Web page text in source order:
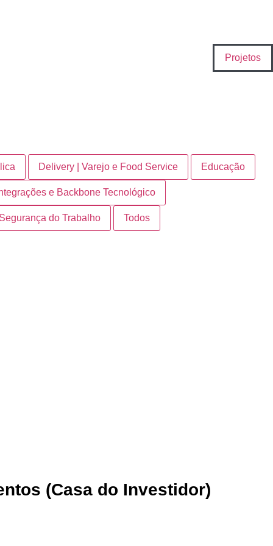
Projetos
Delivery | Varejo e Food Service Educação
e Backbone Tecnológico
do Trabalho Todos
(Casa do Investidor)